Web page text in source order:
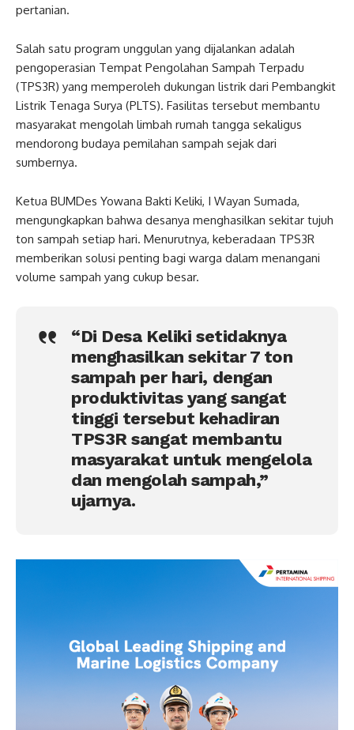
pertanian.
Salah satu program unggulan yang dijalankan adalah
pengoperasian Tempat Pengolahan Sampah Terpadu
(TPS3R) yang memperoleh dukungan listrik dari Pembangkit
Listrik Tenaga Surya (PLTS). Fasilitas tersebut membantu
masyarakat mengolah limbah rumah tangga sekaligus
mendorong budaya pemilahan sampah sejak dari
sumbernya.
Ketua BUMDes Yowana Bakti Keliki, I Wayan Sumada,
mengungkapkan bahwa desanya menghasilkan sekitar tujuh
ton sampah setiap hari. Menurutnya, keberadaan TPS3R
memberikan solusi penting bagi warga dalam menangani
volume sampah yang cukup besar.
“Di Desa Keliki setidaknya
menghasilkan sekitar 7 ton
sampah per hari, dengan
produktivitas yang sangat
tinggi tersebut kehadiran
TPS3R sangat membantu
masyarakat untuk mengelola
dan mengolah sampah,”
ujarnya.